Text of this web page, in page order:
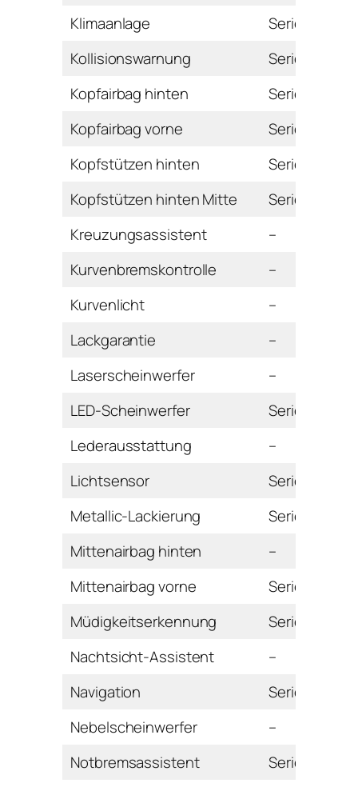
Klimaanlage
Serie
Kollisionswarnung
Serie
Kopfairbag hinten
Serie
Kopfairbag vorne
Serie
Kopfstützen hinten
Serie
Kopfstützen hinten Mitte
Serie
Kreuzungsassistent
–
Kurvenbremskontrolle
–
Kurvenlicht
–
Lackgarantie
–
Laserscheinwerfer
–
LED-Scheinwerfer
Serie
Lederausstattung
–
Lichtsensor
Serie
Metallic-Lackierung
Serie
Mittenairbag hinten
–
Mittenairbag vorne
Serie
Müdigkeitserkennung
Serie
Nachtsicht-Assistent
–
Navigation
Serie
Nebelscheinwerfer
–
Notbremsassistent
Serie